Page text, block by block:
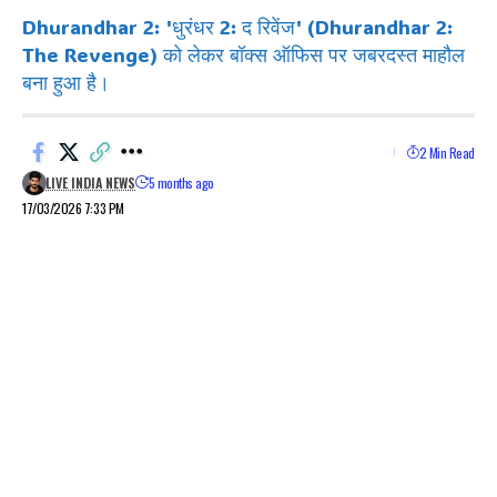
Dhurandhar 2: 'धुरंधर 2: द रिवेंज' (Dhurandhar 2:
The Revenge) को लेकर बॉक्स ऑफिस पर जबरदस्त माहौल
बना हुआ है।
17/03/2026 7:33 PM
LIVE INDIA NEWS 5 months ago
2 Min Read